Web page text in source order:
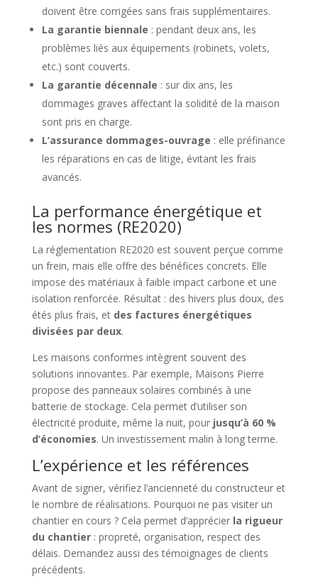
doivent être corrigées sans frais supplémentaires.
La garantie biennale : pendant deux ans, les
problèmes liés aux équipements (robinets, volets,
etc.) sont couverts.
La garantie décennale : sur dix ans, les
dommages graves affectant la solidité de la maison
sont pris en charge.
L’assurance dommages-ouvrage : elle préfinance
les réparations en cas de litige, évitant les frais
avancés.
La performance énergétique et
les normes (RE2020)
La réglementation RE2020 est souvent perçue comme
un frein, mais elle offre des bénéfices concrets. Elle
impose des matériaux à faible impact carbone et une
isolation renforcée. Résultat : des hivers plus doux, des
étés plus frais, et des factures énergétiques
divisées par deux.
Les maisons conformes intègrent souvent des
solutions innovantes. Par exemple, Maisons Pierre
propose des panneaux solaires combinés à une
batterie de stockage. Cela permet d’utiliser son
électricité produite, même la nuit, pour jusqu’à 60 %
d’économies. Un investissement malin à long terme.
L’expérience et les références
Avant de signer, vérifiez l’ancienneté du constructeur et
le nombre de réalisations. Pourquoi ne pas visiter un
chantier en cours ? Cela permet d’apprécier la rigueur
du chantier: propreté, organisation, respect des
délais. Demandez aussi des témoignages de clients
précédents.